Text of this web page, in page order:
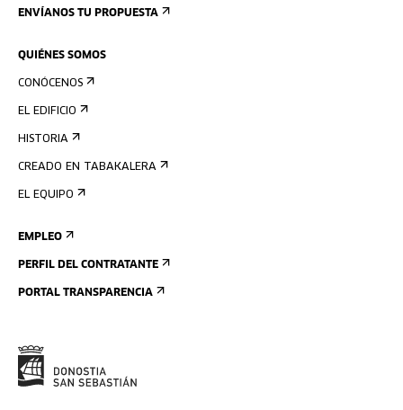
ENVÍANOS TU PROPUESTA
QUIÉNES SOMOS
CONÓCENOS
EL EDIFICIO
HISTORIA
CREADO EN TABAKALERA
EL EQUIPO
EMPLEO
PERFIL DEL CONTRATANTE
PORTAL TRANSPARENCIA